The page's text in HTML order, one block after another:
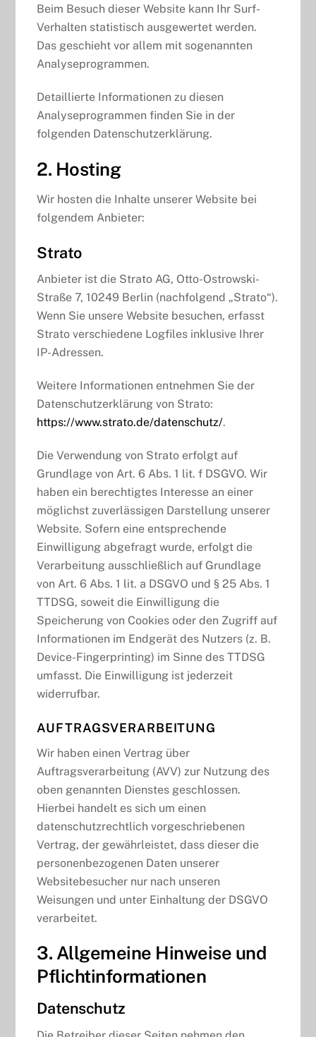
Beim Besuch dieser Website kann Ihr Surf-
Verhalten statistisch ausgewertet werden.
Das geschieht vor allem mit sogenannten
Analyseprogrammen.
Detaillierte Informationen zu diesen
Analyseprogrammen finden Sie in der
folgenden Datenschutzerklärung.
2. Hosting
Wir hosten die Inhalte unserer Website bei
folgendem Anbieter:
Strato
Anbieter ist die Strato AG, Otto-Ostrowski-
Straße 7, 10249 Berlin (nachfolgend „Strato“).
Wenn Sie unsere Website besuchen, erfasst
Strato verschiedene Logfiles inklusive Ihrer
IP-Adressen.
Weitere Informationen entnehmen Sie der
Datenschutzerklärung von Strato:
https://www.strato.de/datenschutz/.
Die Verwendung von Strato erfolgt auf
Grundlage von Art. 6 Abs. 1 lit. f DSGVO. Wir
haben ein berechtigtes Interesse an einer
möglichst zuverlässigen Darstellung unserer
Website. Sofern eine entsprechende
Einwilligung abgefragt wurde, erfolgt die
Verarbeitung ausschließlich auf Grundlage
von Art. 6 Abs. 1 lit. a DSGVO und § 25 Abs. 1
TTDSG, soweit die Einwilligung die
Speicherung von Cookies oder den Zugriff auf
Informationen im Endgerät des Nutzers (z. B.
Device-Fingerprinting) im Sinne des TTDSG
umfasst. Die Einwilligung ist jederzeit
widerrufbar.
AUFTRAGSVERARBEITUNG
Wir haben einen Vertrag über
Auftragsverarbeitung (AVV) zur Nutzung des
oben genannten Dienstes geschlossen.
Hierbei handelt es sich um einen
datenschutzrechtlich vorgeschriebenen
Vertrag, der gewährleistet, dass dieser die
personenbezogenen Daten unserer
Websitebesucher nur nach unseren
Weisungen und unter Einhaltung der DSGVO
verarbeitet.
3. Allgemeine Hinweise und
Pflicht­informationen
Datenschutz